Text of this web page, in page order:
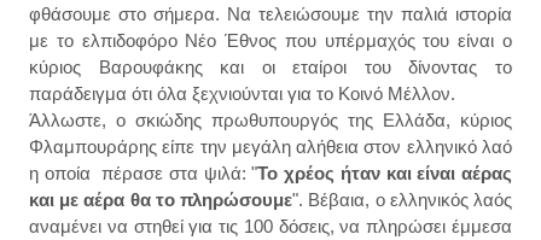
φθάσουμε στο σήμερα. Να τελειώσουμε την παλιά ιστορία
με το ελπιδοφόρο Νέο Έθνος που υπέρμαχός του είναι ο
κύριος Βαρουφάκης και οι εταίροι του δίνοντας το
παράδειγμα ότι όλα ξεχνιούνται για το Κοινό Μέλλον.
Άλλωστε, ο σκιώδης πρωθυπουργός της Ελλάδα, κύριος
Φλαμπουράρης είπε την μεγάλη αλήθεια στον ελληνικό λαό
η οποία πέρασε στα ψιλά: "Το χρέος ήταν και είναι αέρας
και με αέρα θα το πληρώσουμε". Βέβαια, ο ελληνικός λαός
αναμένει να στηθεί για τις 100 δόσεις, να πληρώσει έμμεσα